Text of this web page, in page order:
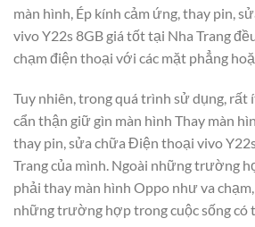
màn hình, Ép kính cảm ứng, thay pin,
vivo Y22s 8GB giá tốt tại Nha Trang
chạm điện thoại với các mặt phẳng
Tuy nhiên, trong quá trình sử dụng, rất
cẩn thận giữ gìn màn hình Thay màn
thay pin, sửa chữa Điện thoại vivo
Trang của mình. Ngoài những trường
phải thay màn hình Oppo như va
những trường hợp trong cuộc sống có